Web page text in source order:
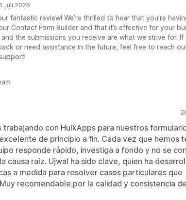
juli 2026
fantastic review! We’re thrilled to hear that you’re
Contact Form Builder and that it’s effective for your
the submissions you receive are what we strive for. If
or need assistance in the future, feel free to reach
trabajando con HulkApps para nuestros
de principio a fin. Cada vez que hemos
responde rápido, investiga a fondo y no se
causa raíz. Ujwal ha sido clave, quien ha
a medida para resolver casos particulares que
recomendable por la calidad y consistencia